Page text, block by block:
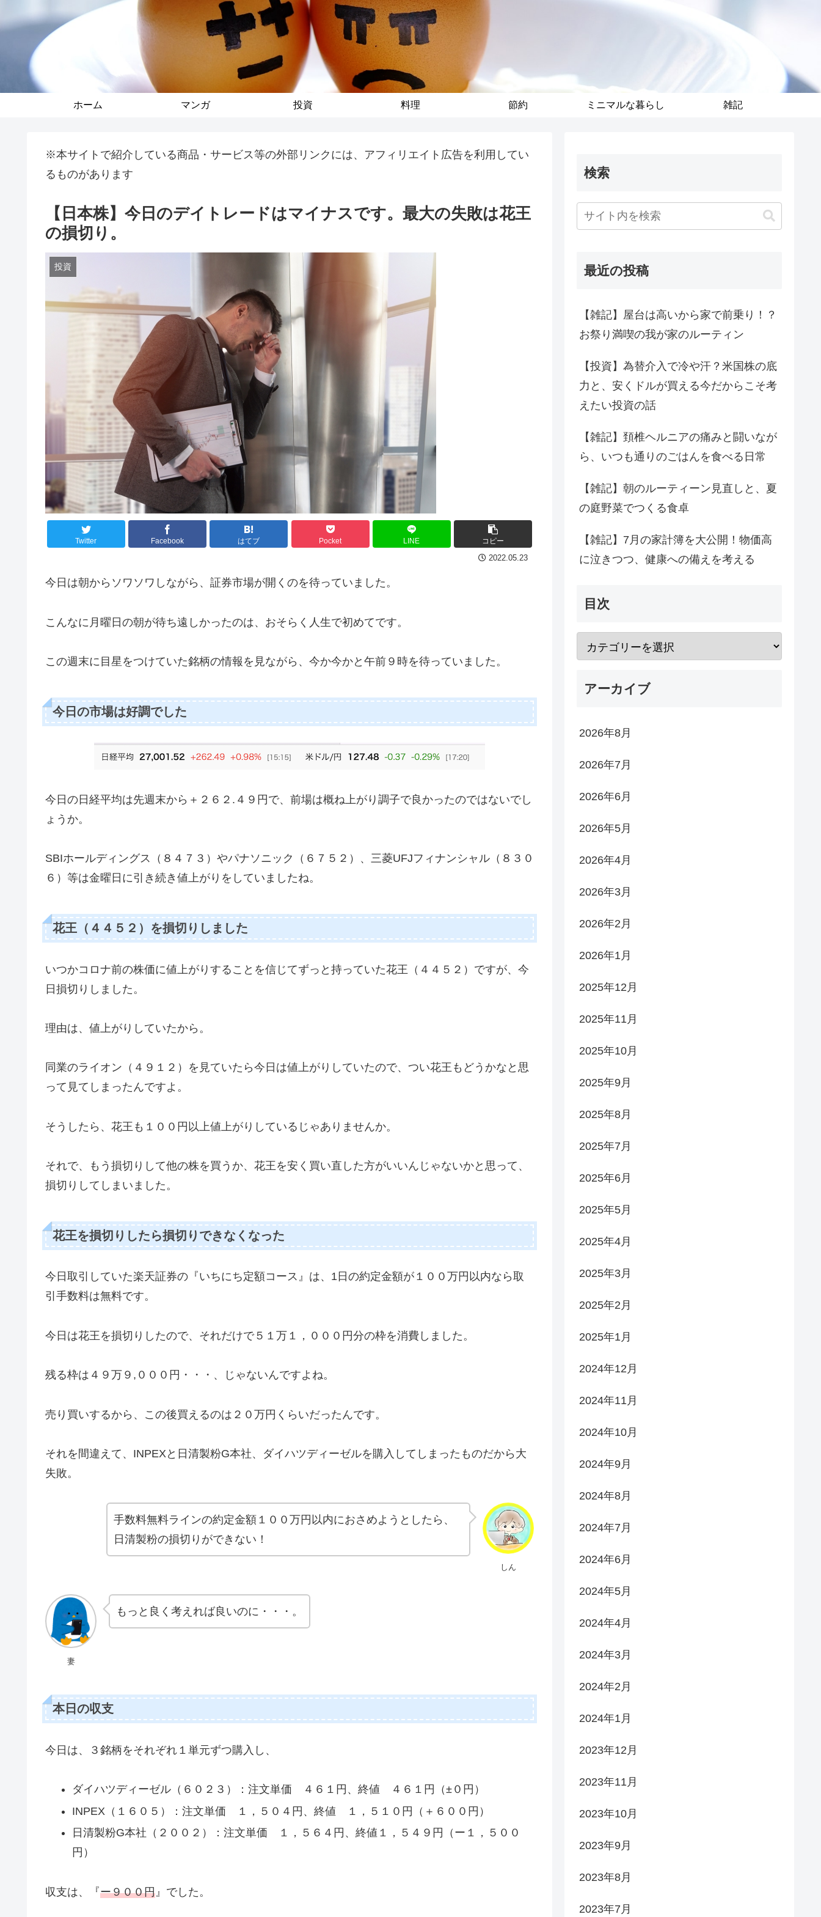
ホーム マンガ 投資 料理 節約 ミニマルな暮らし 雑記
※本サイトで紹介している商品・サービス等の外部リンクには、アフィリエイト広告を利用してい
るものがあります
【日本株】今日のデイトレードはマイナスです。最大の失敗は花王
の損切り。
投資
Twitter Facebook はてブ Pocket LINE コピー
2022.05.23
今日は朝からソワソワしながら、証券市場が開くのを待っていました。
こんなに月曜日の朝が待ち遠しかったのは、おそらく人生で初めてです。
この週末に目星をつけていた銘柄の情報を見ながら、今か今かと午前９時を待っていました。
今日の市場は好調でした
今日の日経平均は先週末から＋２６２.４９円で、前場は概ね上がり調子で良かったのではないでし
ょうか。
SBIホールディングス（８４７３）やパナソニック（６７５２）、三菱UFJフィナンシャル（８３０
６）等は金曜日に引き続き値上がりをしていましたね。
花王（４４５２）を損切りしました
いつかコロナ前の株価に値上がりすることを信じてずっと持っていた花王（４４５２）ですが、今
日損切りしました。
理由は、値上がりしていたから。
同業のライオン（４９１２）を見ていたら今日は値上がりしていたので、つい花王もどうかなと思
って見てしまったんですよ。
そうしたら、花王も１００円以上値上がりしているじゃありませんか。
それで、もう損切りして他の株を買うか、花王を安く買い直した方がいいんじゃないかと思って、
損切りしてしまいました。
花王を損切りしたら損切りできなくなった
今日取引していた楽天証券の『いちにち定額コース』は、1日の約定金額が１００万円以内なら取
引手数料は無料です。
今日は花王を損切りしたので、それだけで５１万１，０００円分の枠を消費しました。
残る枠は４９万９,０００円・・・、じゃないんですよね。
売り買いするから、この後買えるのは２０万円くらいだったんです。
それを間違えて、INPEXと日清製粉G本社、ダイハツディーゼルを購入してしまったものだから大
失敗。
しん
手数料無料ラインの約定金額１００万円以内におさめようとしたら、
日清製粉の損切りができない！
妻
もっと良く考えれば良いのに・・・。
本日の収支
今日は、３銘柄をそれぞれ１単元ずつ購入し、
ダイハツディーゼル（６０２３）：注文単価 ４６１円、終値 ４６１円（±０円）
INPEX（１６０５）：注文単価 １，５０４円、終値 １，５１０円（＋６００円）
日清製粉G本社（２００２）：注文単価 １，５６４円、終値１，５４９円（ー１，５００
円）
収支は、『ー９００円 』でした。
検索
最近の投稿
【雑記】屋台は高いから家で前乗り！？
お祭り満喫の我が家のルーティン
【投資】為替介入で冷や汗？米国株の底
力と、安くドルが買える今だからこそ考
えたい投資の話
【雑記】頚椎ヘルニアの痛みと闘いなが
ら、いつも通りのごはんを食べる日常
【雑記】朝のルーティーン見直しと、夏
の庭野菜でつくる食卓
【雑記】7月の家計簿を大公開！物価高
に泣きつつ、健康への備えを考える
目次
アーカイブ
2026年8月
2026年7月
2026年6月
2026年5月
2026年4月
2026年3月
2026年2月
2026年1月
2025年12月
2025年11月
2025年10月
2025年9月
2025年8月
2025年7月
2025年6月
2025年5月
2025年4月
2025年3月
2025年2月
2025年1月
2024年12月
2024年11月
2024年10月
2024年9月
2024年8月
2024年7月
2024年6月
2024年5月
2024年4月
2024年3月
2024年2月
2024年1月
2023年12月
2023年11月
2023年10月
2023年9月
2023年8月
2023年7月